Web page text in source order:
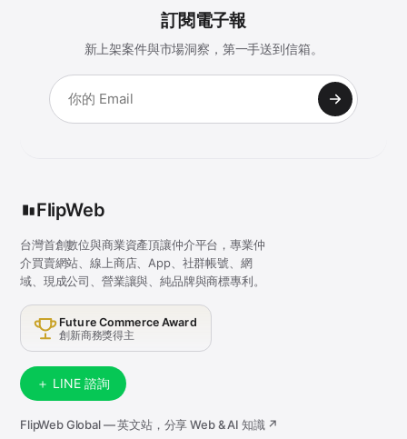
訂閱電子報
新上架案件與市場洞察，第一手送到信箱。
FlipWeb
台灣首創數位與商業資產頂讓仲介平台，專業仲
介買賣網站、線上商店、App、社群帳號、網
域、現成公司、營業讓與、純品牌與商標專利。
Future Commerce Award
創新商務獎得主
＋ LINE 諮詢
FlipWeb Global — 英文站，分享 Web & AI 知識 ↗